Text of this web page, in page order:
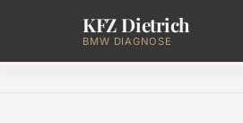
Zum Hauptinhalt springen
KFZ Dietrich
BMW DIAGNOSE